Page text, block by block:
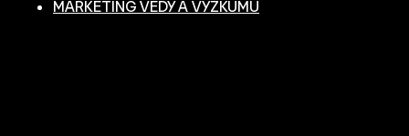
MARKETING VĚDY A VÝZKUMU